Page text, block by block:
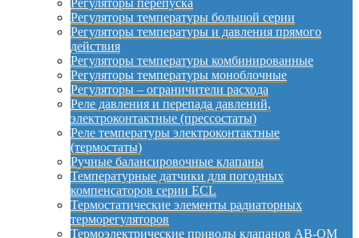
Регуляторы перепуска
Регуляторы температуры большой серии
Регуляторы температуры и давления прямого
действия
Регуляторы температуры комбинированные
Регуляторы температуры моноблочные
Регуляторы – ограничители расхода
Реле давления и перепада давлений,
электроконтактные (прессостаты)
Реле температуры электроконтактные
(термостаты)
Ручные балансировочные клапаны
Температурные датчики для погодных
компенсаторов серии ECL
Термостатические элементы радиаторных
терморегуляторов
Термоэлектрические приводы клапанов AB-QM